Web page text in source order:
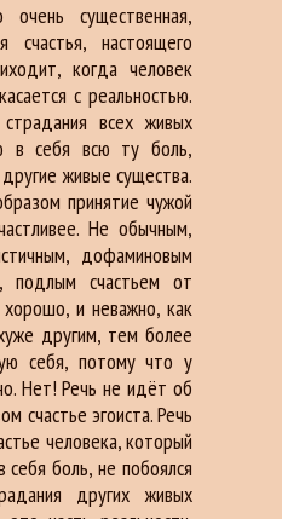
существенная,
счастья, настоящего
когда человек
с реальностью.
всех живых
в себя всю ту боль,
живые существа.
принятие чужой
Не обычным,
дофаминовым
подлым счастьем от
и неважно, как
другим, тем более
себя, потому что у
Нет! Речь не идёт об
счастье эгоиста. Речь
человека, который
себя боль, не побоялся
других живых